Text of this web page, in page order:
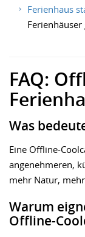
Ferienhaus
FAQ:
Was
Eine Offline-
angenehmeren,
mehr Natur,
Warum
Offline-